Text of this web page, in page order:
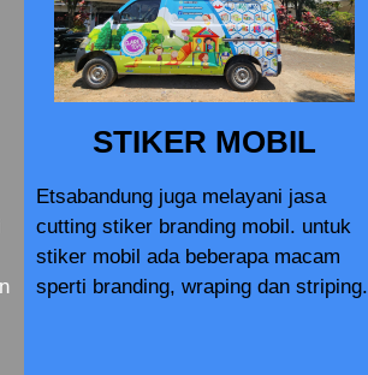
STIKER MOBIL
Etsabandung juga melayani jasa
cutting stiker branding mobil. untuk
stiker mobil ada beberapa macam
sperti branding, wraping dan striping.